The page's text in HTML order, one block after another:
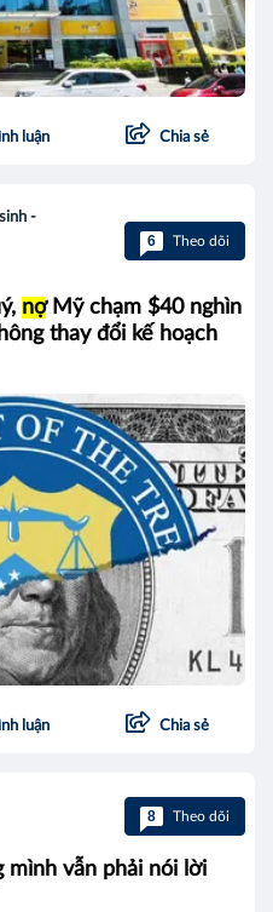
luận Chia sẻ
-
6 Theo dõi
nợMỹ chạm $40 nghìn
thay đổi kế hoạch
luận Chia sẻ
8 Theo dõi
mình vẫn phải nói lời